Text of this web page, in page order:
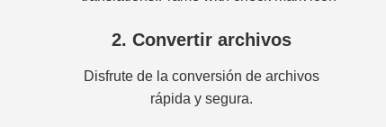
2. Convertir archivos
Disfrute de la conversión de archivos
rápida y segura.